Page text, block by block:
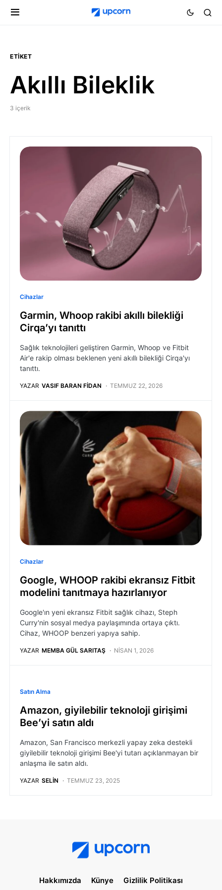
ETIKET
Akıllı Bileklik
3 içerik
Cihazlar
Garmin, Whoop rakibi akıllı bilekliği
Cirqa’yı tanıttı
Sağlık teknolojileri geliştiren Garmin, Whoop ve Fitbit
Air'e rakip olması beklenen yeni akıllı bilekliği Cirqa'yı
tanıttı.
YAZAR VASIF BARAN FIDAN TEMMUZ 22, 2026
Cihazlar
Google, WHOOP rakibi ekransız Fitbit
modelini tanıtmaya hazırlanıyor
Google'ın yeni ekransız Fitbit sağlık cihazı, Steph
Curry'nin sosyal medya paylaşımında ortaya çıktı.
Cihaz, WHOOP benzeri yapıya sahip.
YAZAR MEMBA GÜL SARITAŞ NISAN 1, 2026
Satın Alma
Amazon, giyilebilir teknoloji girişimi
Bee’yi satın aldı
Amazon, San Francisco merkezli yapay zeka destekli
giyilebilir teknoloji girişimi Bee'yi tutarı açıklanmayan bir
anlaşma ile satın aldı.
YAZAR SELIN TEMMUZ 23, 2025
Hakkımızda Künye Gizlilik Politikası